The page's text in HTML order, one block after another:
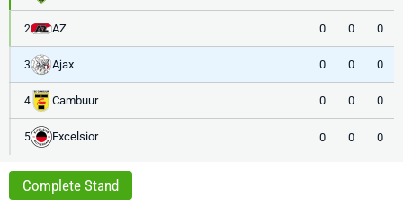
2 AZ 0 0 0
3 Ajax 0 0 0
4 Cambuur 0 0 0
5 Excelsior 0 0 0
Complete Stand